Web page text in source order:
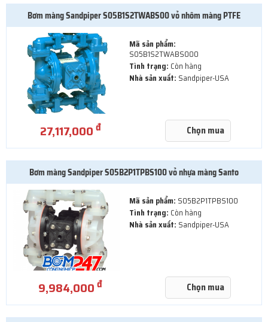
Bơm màng Sandpiper S05B1S2TWABS00 vỏ nhôm màng PTFE
Mã sản phẩm:
S05B1S2TWABS000
Tình trạng: Còn hàng
Nhà sản xuất: Sandpiper-USA
27,117,000đ Chọn mua
Bơm màng Sandpiper S05B2P1TPBS100 vỏ nhựa màng Santo
Mã sản phẩm: S05B2P1TPBS100
Tình trạng: Còn hàng
Nhà sản xuất: Sandpiper-USA
9,984,000đ Chọn mua